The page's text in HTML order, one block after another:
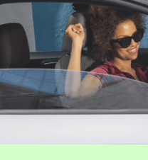
Mail schreiben